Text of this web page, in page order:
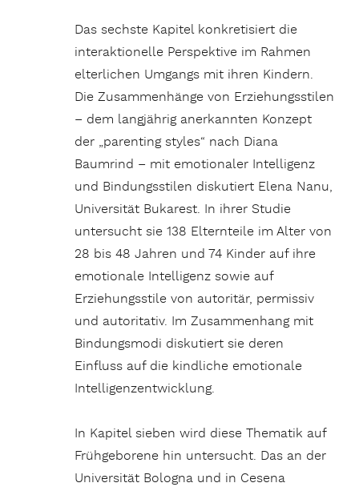
Das sechste Kapitel konkretisiert die
interaktionelle Perspektive im Rahmen
elterlichen Umgangs mit ihren Kindern.
Die Zusammenhänge von Erziehungsstilen
– dem langjährig anerkannten Konzept
der „parenting styles“ nach Diana
Baumrind – mit emotionaler Intelligenz
und Bindungsstilen diskutiert Elena Nanu,
Universität Bukarest. In ihrer Studie
untersucht sie 138 Elternteile im Alter von
28 bis 48 Jahren und 74 Kinder auf ihre
emotionale Intelligenz sowie auf
Erziehungsstile von autoritär, permissiv
und autoritativ. Im Zusammenhang mit
Bindungsmodi diskutiert sie deren
Einfluss auf die kindliche emotionale
Intelligenzentwicklung.
In Kapitel sieben wird diese Thematik auf
Frühgeborene hin untersucht. Das an der
Universität Bologna und in Cesena